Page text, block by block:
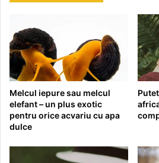
Melcul iepure sau melcul
elefant – un plus exotic
pentru orice acvariu cu apa
dulce